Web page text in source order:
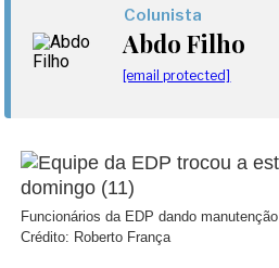
Colunista
Abdo Filho
[email protected]
Funcionários da EDP dando
Crédito: Roberto França